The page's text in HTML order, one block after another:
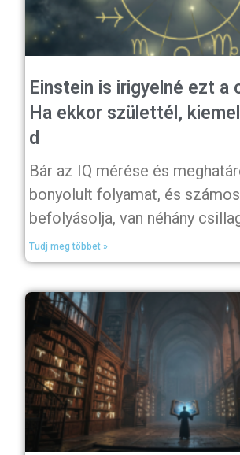
Einstein is irigyelné ezt a
Ha ekkor születtél,
d
Bár az IQ mérése és
bonyolult folyamat, és
befolyásolja, van néhány
Tudj meg többet »